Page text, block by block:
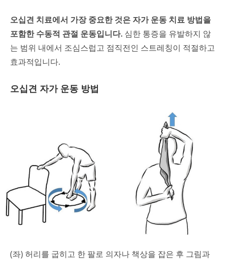
오십견 치료에서 가장 중요한 것은 자가 운동 치료 방법을
포함한 수동적 관절 운동입니다. 심한 통증을 유발하지 않
는 범위 내에서 조심스럽고 점직전인 스트레칭이 적절하고
효과적입니다.
오십견 자가 운동 방법
(좌) 허리를 굽히고 한 팔로 의자나 책상을 잡은 후 그림과